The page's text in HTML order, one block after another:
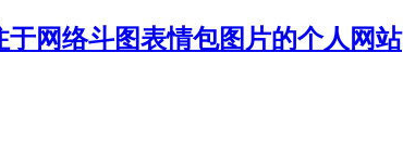
于网络斗图表情包图片的个人网站